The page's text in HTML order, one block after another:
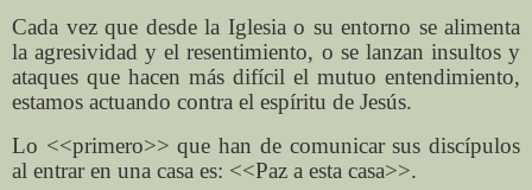
Cada vez que desde la Iglesia o su entorno se alimenta
la agresividad y el resentimiento, o se lanzan insultos y
ataques que hacen más difícil el mutuo entendimiento,
estamos actuando contra el espíritu de Jesús.
Lo <<primero>> que han de comunicar sus discípulos
al entrar en una casa es: <<Paz a esta casa>>.